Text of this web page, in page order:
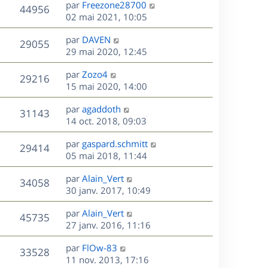
e
n
i
e
r
m
e
s
s
a
g
e
44956V
u
D
e
r
n
i
e
r
m
e
s
s
a
g
e
par Freezone28700
02 mai 2021, 10:05
29055V
u
e
s
D
e
r
n
i
e
r
m
e
s
s
a
g
e
par DAVEN
29 mai 2020, 12:45
29216V
u
e
D
e
r
n
i
e
r
m
e
s
s
a
g
e
par Zozo4
15 mai 2020, 14:00
31143V
u
s
D
e
r
n
i
e
r
m
e
s
s
a
g
e
par agaddoth
14 oct. 2018, 09:03
29414V
u
e
D
e
r
n
i
e
r
m
e
s
s
par gaspard.schmitt
05 mai 2018, 11:44
34058V
u
s
D
e
r
n
i
e
r
m
par Alain_Vert
30 janv. 2017, 10:49
45735V
u
e
D
e
r
n
i
par Alain_Vert
27 janv. 2016, 11:16
33528V
D
e
par FlOw-83
11 nov. 2013, 17:16